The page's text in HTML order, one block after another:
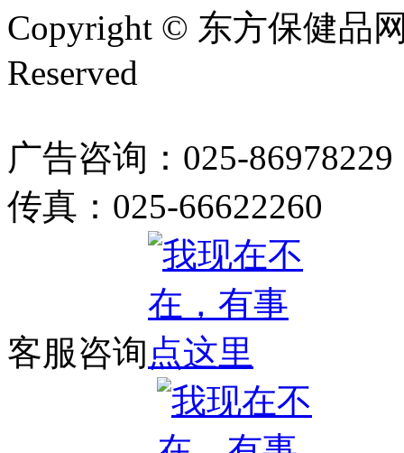
Copyright © 东方保健品
Reserved
广告咨询：025-86978229
传真：025-66622260
客服咨询